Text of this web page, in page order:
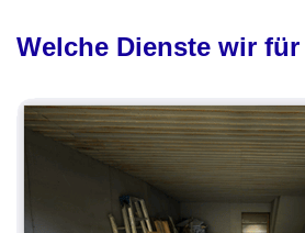
Welche Dienste wir